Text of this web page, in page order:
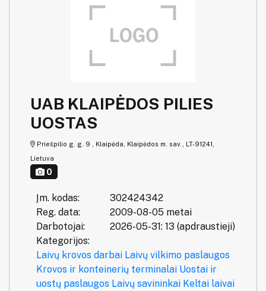
UAB KLAIPĖDOS PILIES
UOSTAS
Priešpilio g. g. 9 , Klaipėda, Klaipėdos m. sav., LT-91241,
Lietuva
0
Įm. kodas:
302424342
Reg. data:
2009-08-05 metai
Darbotojai:
2026-05-31: 13 (apdraustieji)
Kategorijos:
Laivų krovos darbai Laivų vilkimo paslaugos
Krovos ir konteinerių terminalai Uostai ir
uostų paslaugos Laivų savininkai Keltai laivai